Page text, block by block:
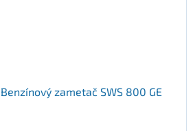
Benzínový zametač SWS 800 GE